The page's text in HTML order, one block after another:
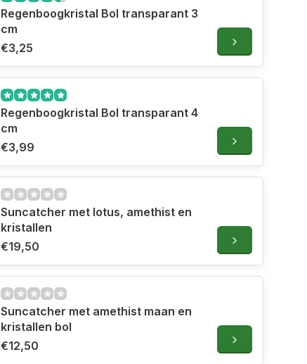
Regenboogkristal Bol transparant 3
cm
€3,25
Regenboogkristal Bol transparant 4
cm
€3,99
Suncatcher met lotus, amethist en
kristallen
€19,50
Suncatcher met amethist maan en
kristallen bol
€12,50